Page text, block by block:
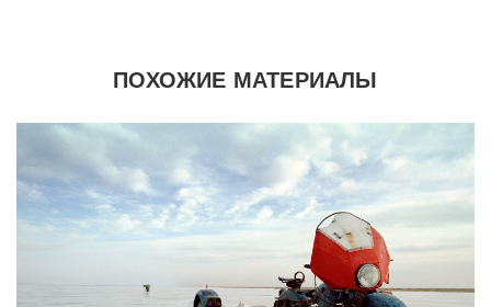
ПОХОЖИЕ МАТЕРИАЛЫ